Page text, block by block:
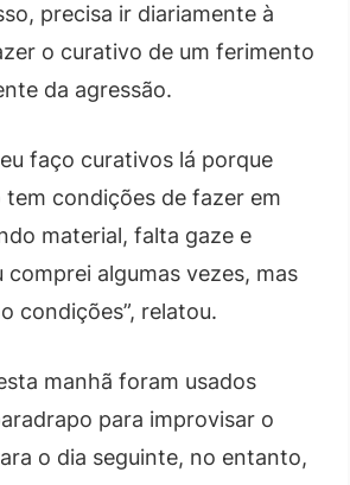
precisa ir diariamente à
o curativo de um ferimento
da agressão.
faço curativos lá porque
tem condições de fazer em
material, falta gaze e
comprei algumas vezes, mas
condições”, relatou.
manhã foram usados
para improvisar o
o dia seguinte, no entanto,